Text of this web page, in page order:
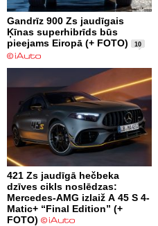
Gandrīz 900 Zs jaudīgais
Ķīnas superhibrīds būs
pieejams Eiropā (+ FOTO)
10
421 Zs jaudīgā hečbeka
dzīves cikls noslēdzas:
Mercedes-AMG izlaiž A 45 S 4-
Matic+ “Final Edition” (+
FOTO)